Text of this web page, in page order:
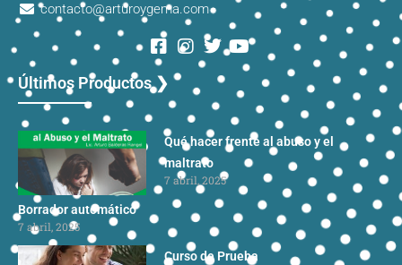
contacto@arturoygema.com
Últimos Productos ❯
Qué hacer frente al abuso y el
maltrato
7 abril, 2025
Borrador automático
7 abril, 2025
Curso de Prueba